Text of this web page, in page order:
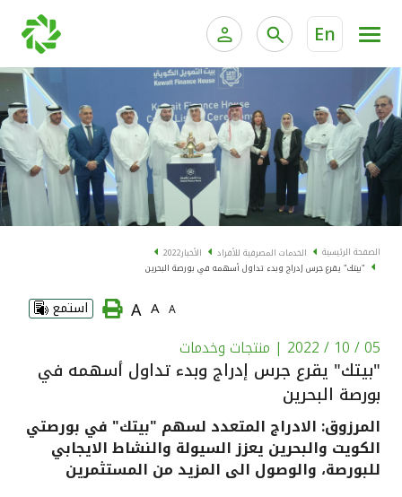
En
الخدمات المصرفية الإلكترونية للأفراد
الخدمات المصرفية الإلكترونية للشركات
خدمة "بيتك" للتداول الإلكتروني
الخدمات المصرفية للأفراد الخدمات المالية
الحسابات المصرفية
البطاقات
"برامج العملاء"
الاستثمار
القنوات المصرفية
أدوات وخدمات
الصفحة الرئيسية الخدمات المصرفية للأفراد الأخبار2022
"بيتك" يقرع جرس إدراج وبدء تداول أسهمه في بورصة البحرين
A
A
A استمع
05 / 10 / 2022 | منتجات وخدمات
"بيتك" يقرع جرس إدراج وبدء تداول أسهمه في
بورصة البحرين
المرزوق: الادراج المتعدد لسهم "بيتك" في بورصتي
الكويت والبحرين يعزز السيولة والنشاط الايجابي
للبورصة، والوصول الى المزيد من المستثمرين